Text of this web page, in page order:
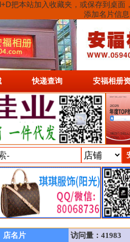
把本站加入收藏夹，或保存到桌
添加名片信
快递查询 安福相册
店名片 访问量：41983